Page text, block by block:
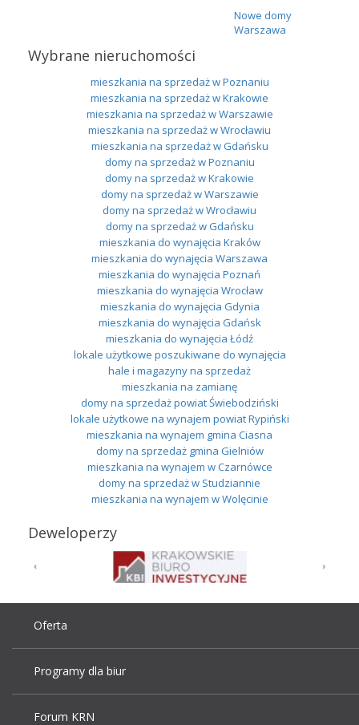
Nowe domy
Warszawa
Wybrane nieruchomości
mieszkania na sprzedaż w Poznaniu
mieszkania na sprzedaż w Krakowie
mieszkania na sprzedaż w Warszawie
mieszkania na sprzedaż w Wrocławiu
mieszkania na sprzedaż w Gdańsku
domy na sprzedaż w Poznaniu
domy na sprzedaż w Krakowie
domy na sprzedaż w Warszawie
domy na sprzedaż w Wrocławiu
domy na sprzedaż w Gdańsku
mieszkania do wynajęcia Kraków
mieszkania do wynajęcia Warszawa
mieszkania do wynajęcia Poznań
mieszkania do wynajęcia Wrocław
mieszkania do wynajęcia Gdynia
mieszkania do wynajęcia Gdańsk
mieszkania do wynajęcia Łódź
lokale użytkowe poszukiwane do wynajęcia
hale i magazyny na sprzedaż
mieszkania na zamianę
domy na sprzedaż powiat Świebodziński
lokale użytkowe na wynajem powiat Rypiński
mieszkania na wynajem gmina Ciasna
domy na sprzedaż gmina Gielniów
mieszkania na wynajem w Czarnówce
domy na sprzedaż w Studziannie
mieszkania na wynajem w Wolęcinie
Deweloperzy
Oferta
Programy dla biur
Forum KRN